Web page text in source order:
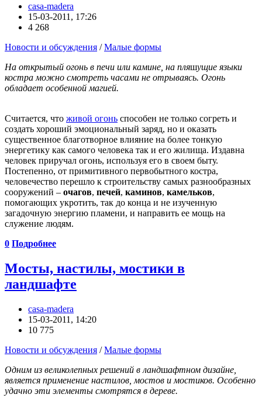
casa-madera
15-03-2011, 17:26
4 268
Новости и обсуждения /Малые формы
На открытый огонь в печи или камине, на пляшущие языки
костра можно смотреть часами не отрываясь. Огонь
обладает особенной магией.
Считается, что живой огонь способен не только согреть и
создать хороший эмоциональный заряд, но и оказать
существенное благотворное влияние на более тонкую
энергетику как самого человека так и его жилища. Издавна
человек приручал огонь, используя его в своем быту.
Постепенно, от примитивного первобытного костра,
человечество перешло к строительству самых разнообразных
сооружений – очагов, печей, каминов, камельков,
помогающих укротить, так до конца и не изученную
загадочную энергию пламени, и направить ее мощь на
служение людям.
0 Подробнее
Мосты, настилы, мостики в
ландшафте
casa-madera
15-03-2011, 14:20
10 775
Новости и обсуждения /Малые формы
Одним из великолепных решений в ландшафтном дизайне,
является применение настилов, мостов и мостиков. Особенно
удачно эти элементы смотрятся в дереве.